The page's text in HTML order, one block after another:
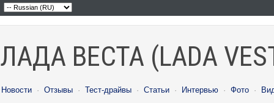
ЛАДА ВЕСТА (LADA
Новости · Отзывы · Тест-драйвы · Статьи · Интервью · Фото ·